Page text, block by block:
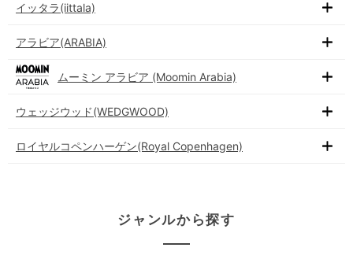
イッタラ(iittala)
アラビア(ARABIA)
ムーミン アラビア (Moomin Arabia)
ウェッジウッド(WEDGWOOD)
ロイヤルコペンハーゲン(Royal Copenhagen)
ジャンルから探す